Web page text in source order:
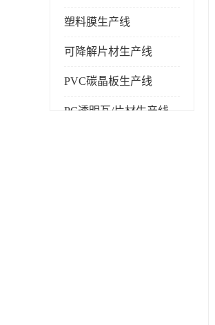
塑料膜生产线
可降解片材生产线
PVC碳晶板生产线
PC透明瓦/片材生产线